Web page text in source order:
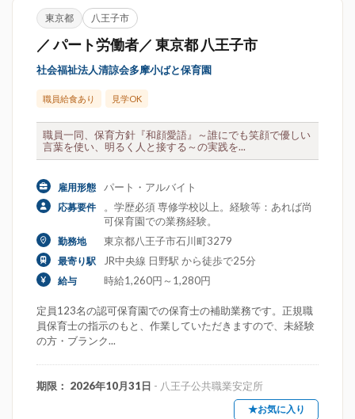
東京都 八王子市
／ パート労働者／ 東京都 八王子市
社会福祉法人清諒会多摩小ばと保育園
職員給食あり 見学OK
職員一同、保育方針『和顔愛語』～誰にでも笑顔で優しい
言葉を使い、明るく人と接する～の実践を...
雇用形態 パート・アルバイト
応募要件
。学歴必須 専修学校以上。経験等：あれば尚
可保育園での業務経験。
勤務地 東京都八王子市石川町3279
最寄り駅 JR中央線 日野駅 から徒歩で25分
給与 時給1,260円～1,280円
定員123名の認可保育園での保育士の補助業務です。正規職
員保育士の指示のもと、作業していただきますので、未経験
の方・ブランク...
期限： 2026年10月31日 - 八王子公共職業安定所
★お気に入り